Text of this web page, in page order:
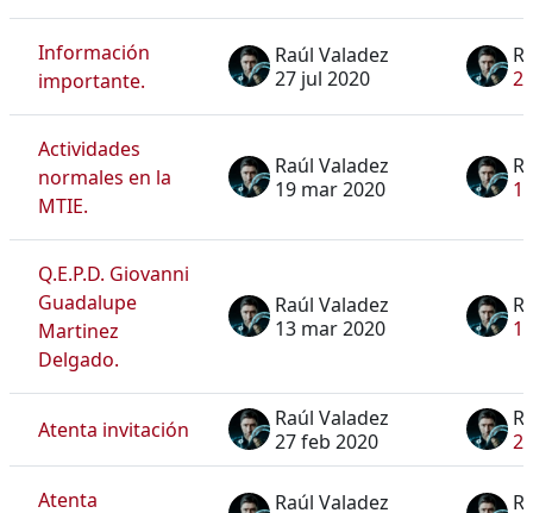
Información
importante.
Raúl Valadez
27 jul 2020
Actividades
normales en la
MTIE.
Raúl Valadez
19 mar 2020
Q.E.P.D. Giovanni
Guadalupe
Martinez
Delgado.
Raúl Valadez
13 mar 2020
Atenta invitación
Raúl Valadez
27 feb 2020
Atenta Raúl Valadez